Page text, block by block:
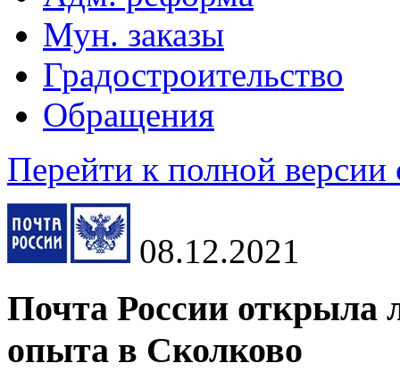
Мун. заказы
Градостроительство
Обращения
Перейти к полной версии
08.12.2021
Почта России открыла
опыта в Сколково